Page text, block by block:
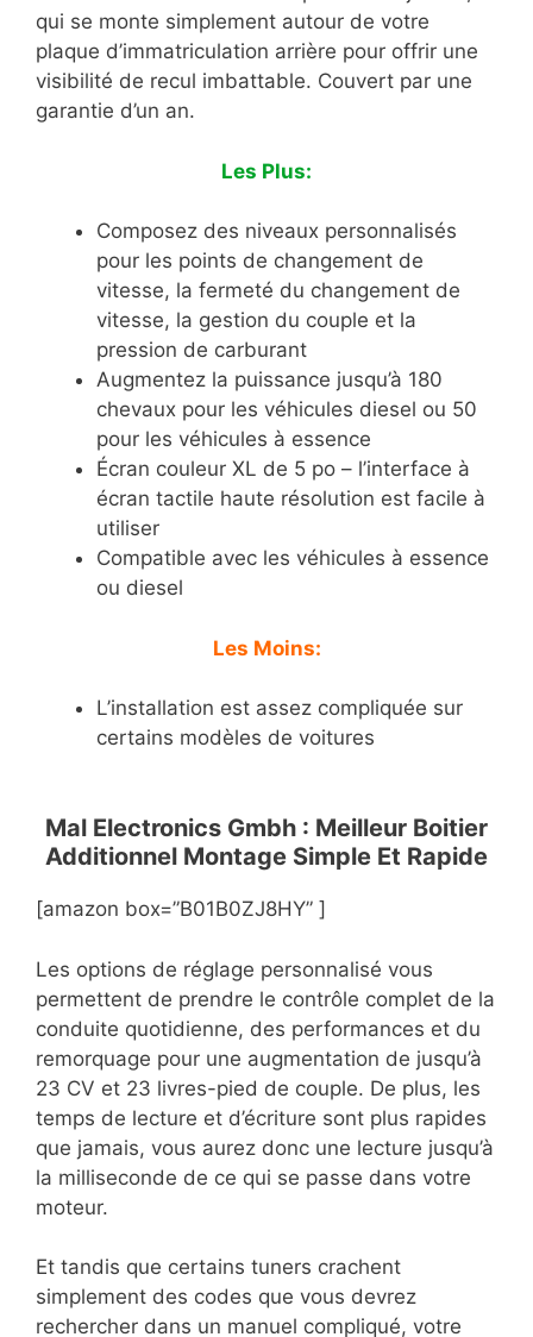
qui se monte simplement autour de votre
plaque d’immatriculation arrière pour offrir une
visibilité de recul imbattable. Couvert par une
garantie d’un an.
Les Plus:
Composez des niveaux personnalisés
pour les points de changement de
vitesse, la fermeté du changement de
vitesse, la gestion du couple et la
pression de carburant
Augmentez la puissance jusqu’à 180
chevaux pour les véhicules diesel ou 50
pour les véhicules à essence
Écran couleur XL de 5 po – l’interface à
écran tactile haute résolution est facile à
utiliser
Compatible avec les véhicules à essence
ou diesel
Les Moins:
L’installation est assez compliquée sur
certains modèles de voitures
Mal Electronics Gmbh : Meilleur Boitier
Additionnel Montage Simple Et Rapide
[amazon box=”B01B0ZJ8HY” ]
Les options de réglage personnalisé vous
permettent de prendre le contrôle complet de la
conduite quotidienne, des performances et du
remorquage pour une augmentation de jusqu’à
23 CV et 23 livres-pied de couple. De plus, les
temps de lecture et d’écriture sont plus rapides
que jamais, vous aurez donc une lecture jusqu’à
la milliseconde de ce qui se passe dans votre
moteur.
Et tandis que certains tuners crachent
simplement des codes que vous devrez
rechercher dans un manuel compliqué, votre